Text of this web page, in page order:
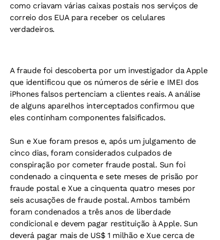
como criavam várias caixas postais nos serviços de
correio dos EUA para receber os celulares
verdadeiros.
A fraude foi descoberta por um investigador da Apple
que identificou que os números de série e IMEI dos
iPhones falsos pertenciam a clientes reais. A análise
de alguns aparelhos interceptados confirmou que
eles continham componentes falsificados.
Sun e Xue foram presos e, após um julgamento de
cinco dias, foram considerados culpados de
conspiração por cometer fraude postal. Sun foi
condenado a cinquenta e sete meses de prisão por
fraude postal e Xue a cinquenta quatro meses por
seis acusações de fraude postal. Ambos também
foram condenados a três anos de liberdade
condicional e devem pagar restituição à Apple. Sun
deverá pagar mais de US$ 1 milhão e Xue cerca de